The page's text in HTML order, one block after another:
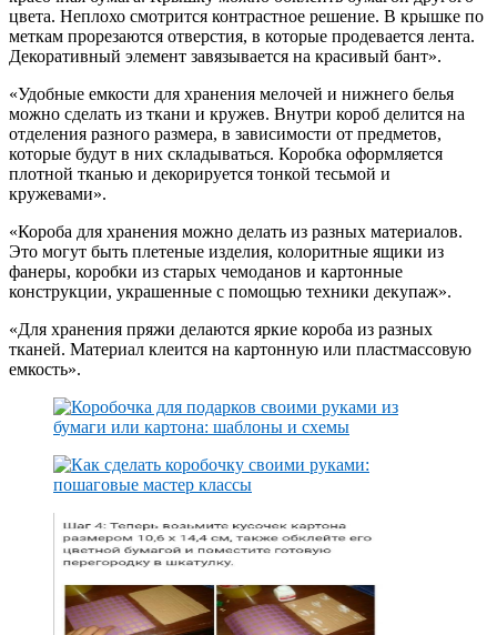
цвета. Неплохо смотрится контрастное решение. В крышке по
меткам прорезаются отверстия, в которые продевается лента.
Декоративный элемент завязывается на красивый бант».
«Удобные емкости для хранения мелочей и нижнего белья
можно сделать из ткани и кружев. Внутри короб делится на
отделения разного размера, в зависимости от предметов,
которые будут в них складываться. Коробка оформляется
плотной тканью и декорируется тонкой тесьмой и
кружевами».
«Короба для хранения можно делать из разных материалов.
Это могут быть плетеные изделия, колоритные ящики из
фанеры, коробки из старых чемоданов и картонные
конструкции, украшенные с помощью техники декупаж».
«Для хранения пряжи делаются яркие короба из разных
тканей. Материал клеится на картонную или пластмассовую
емкость».